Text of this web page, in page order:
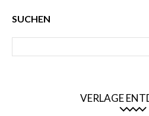
SUCHEN
VERLAGE